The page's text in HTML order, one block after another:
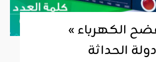
« حين يفضح الكهرباء
الحداثة